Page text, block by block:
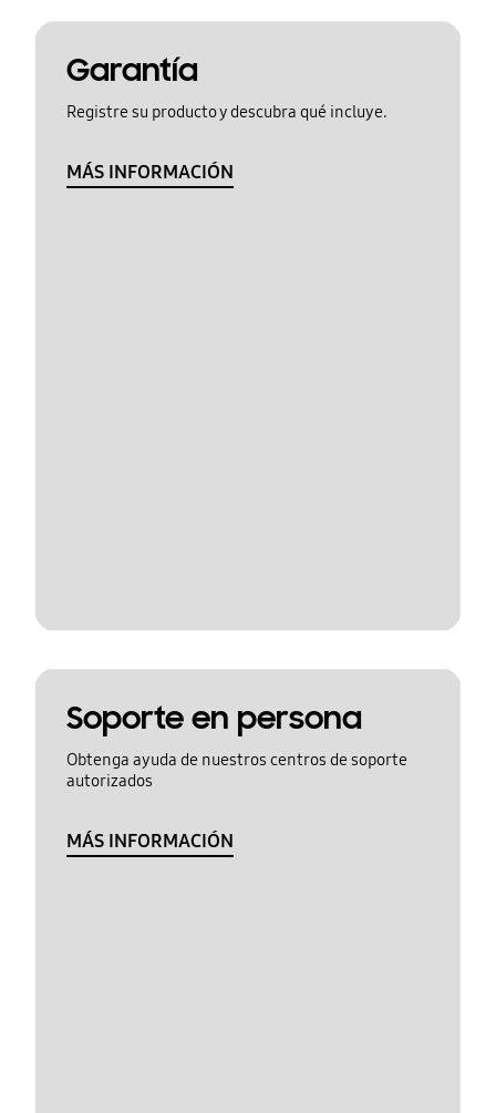
Garantía
Registre su producto y descubra qué incluye.
MÁS INFORMACIÓN
Soporte en persona
Obtenga ayuda de nuestros centros de soporte
autorizados
MÁS INFORMACIÓN